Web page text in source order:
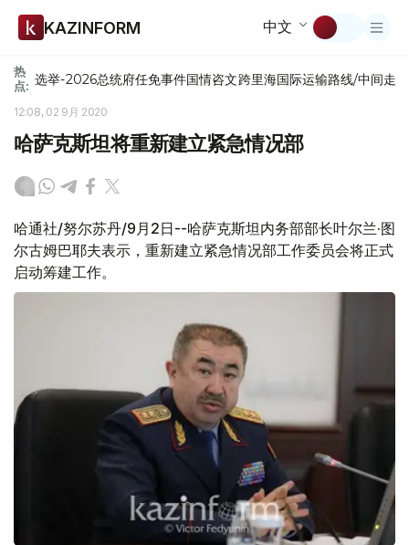
KAZINFORM 中文
热
点: 选举-2026总统府任免事件国情咨文跨里海国际运输路线/中间走廊
12:08, 02 9月 2020
哈萨克斯坦将重新建立紧急情况部
哈通社/努尔苏丹/9月2日--哈萨克斯坦内务部部长叶尔兰·图
尔古姆巴耶夫表示，重新建立紧急情况部工作委员会将正式
启动筹建工作。